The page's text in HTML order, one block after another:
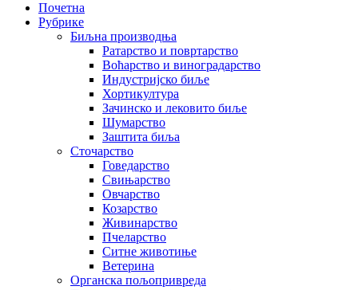
Почетна
Рубрике
Биљна производња
Ратарство и повртарство
Воћарство и виноградарство
Индустријско биље
Хортикултура
Зачинско и лековито биље
Шумарство
Заштита биља
Сточарство
Говедарство
Свињарство
Овчарство
Козарство
Живинарство
Пчеларство
Ситне животиње
Ветерина
Органска пољопривреда